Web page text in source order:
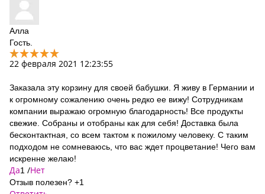
Алла
Гость.
22 февраля 2021 12:23:55
Заказала эту корзину для своей бабушки. Я живу в Германии и
к огромному сожалению очень редко ее вижу! Сотрудникам
компании выражаю огромную благодарность! Все продукты
свежие. Собраны и отобраны как для себя! Доставка была
бесконтактная, со всем тактом к пожилому человеку. С таким
подходом не сомневаюсь, что вас ждет процветание! Чего вам
искренне желаю!
Да1 /Нет
Отзыв полезен? +1